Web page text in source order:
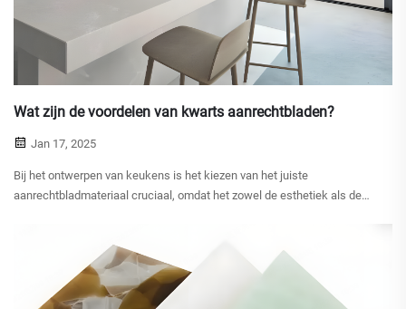
Wat zijn de voordelen van kwarts aanrechtbladen?
Jan 17, 2025
Bij het ontwerpen van keukens is het kiezen van het juiste
aanrechtbladmateriaal cruciaal, omdat het zowel de esthetiek als de
roestvrij staal, faux steen...